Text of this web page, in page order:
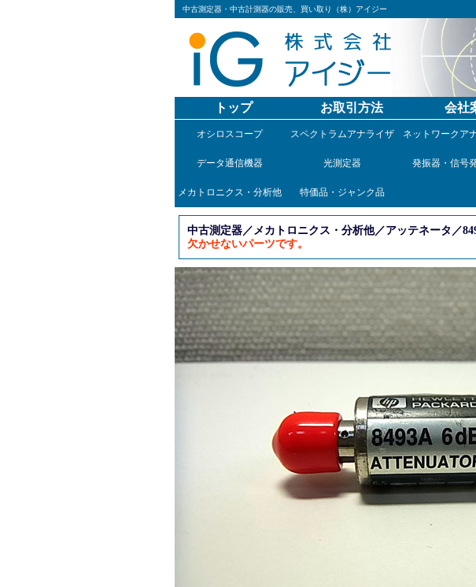
中古測定器・中古計測器の販売、買い取り（株）アイジー
トップ お取引方法 会社
オシロスコープ スペクトラムアナライザ ネットワークア
データ通信機器 光測定器 発振器・信号
メカトロニクス・分析他 特価品・ジャンク品
中古測定器／メカトロニクス・分析他／アッテネータ／
欠かせないパーツです。